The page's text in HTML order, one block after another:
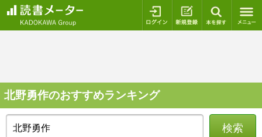
ログイン 新規登録
北野勇作のおすすめランキング
検索